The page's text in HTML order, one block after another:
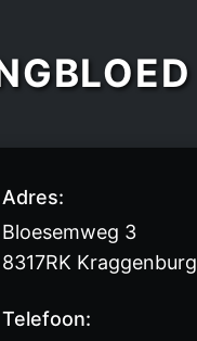
Adres:
Bloesemweg 3
8317RK Kraggenburg
Telefoon: